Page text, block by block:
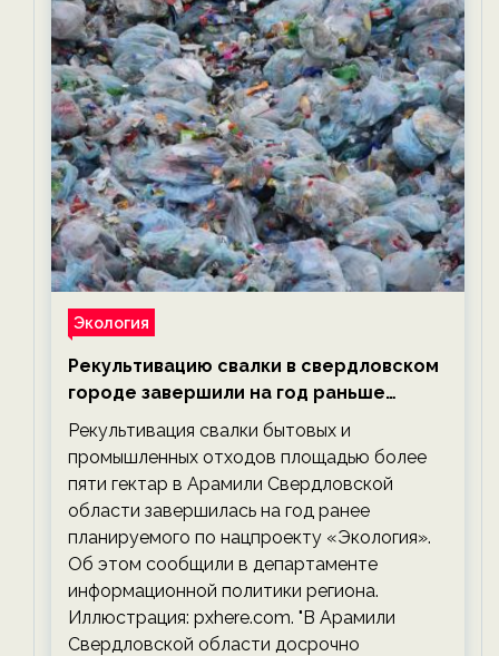
Экология
Рекультивацию свалки в свердловском
городе завершили на год раньше
планируемого срока — новости
экологии на ECOportal
Рекультивация свалки бытовых и
промышленных отходов площадью более
пяти гектар в Арамили Свердловской
области завершилась на год ранее
планируемого по нацпроекту «Экология».
Об этом сообщили в департаменте
информационной политики региона.
Иллюстрация: pxhere.com. "В Арамили
Свердловской области досрочно